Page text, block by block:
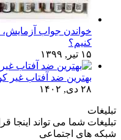
خواندن جواب
کنیم؟
۱۵ تیر, ۱۳۹۹
بهترین ضد آفتاب غیر
۲۸ دی, ۱۴۰۲
تبلیغات
تبلیغات شما می تواند اینجا
شبکه های اجتماعی